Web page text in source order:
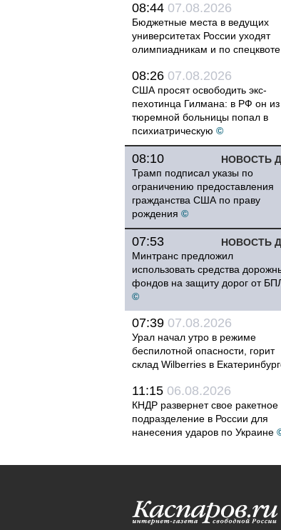
08:44 07.08.2026
Бюджетные места в ведущих
университетах России уходят
олимпиадникам и по спецквоте
08:26 07.08.2026
США просят освободить экс-
пехотинца Гилмана: в РФ он из
тюремной больницы попал в
психиатрическую ©
НОВОСТЬ
08:10
Трамп подписал указы по
ограничению предоставления
гражданства США по праву
рождения ©
НОВОСТЬ
07:53
Минтранс предложил
использовать средства
фондов на защиту дорог от
©
07:39 07.08.2026
Урал начал утро в режиме
беспилотной опасности, горит
склад Wilberries в
11:15 06.08.2026
КНДР развернет свое ракетное
подразделение в России для
нанесения ударов по Украине